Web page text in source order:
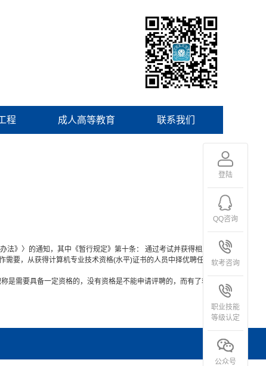
程 成人高等教育 联系我们
》〉的通知，其中《暂行规定》第十条： 通过考试并获得相应级
要，从获得计算机专业技术资格(水平)证书的人员中择优聘任相应
需要具备一定资格的，没有资格是不能申请评聘的，而有了软考证
登陆
QQ咨询
软考咨询
职业技能
等级认定
公众号